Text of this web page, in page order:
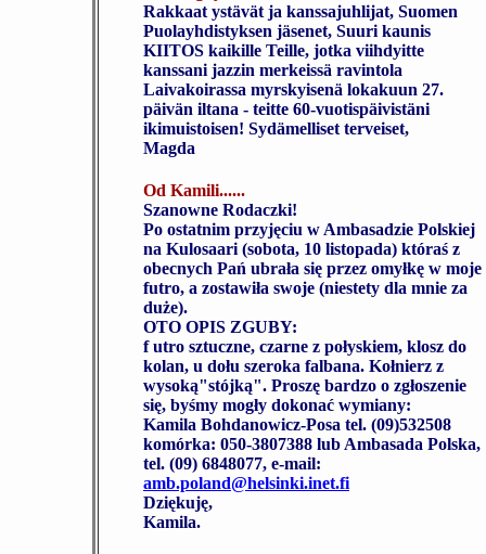
Rakkaat ystävät ja kanssajuhlijat, Suomen
Puolayhdistyksen jäsenet, Suuri kaunis
KIITOS kaikille Teille, jotka viihdyitte
kanssani jazzin merkeissä ravintola
Laivakoirassa myrskyisenä lokakuun 27.
päivän iltana - teitte 60-vuotispäivistäni
ikimuistoisen! Sydämelliset terveiset,
Magda
Od Kamili......
Szanowne Rodaczki!
Po ostatnim przyjęciu w Ambasadzie Polskiej
na Kulosaari (sobota, 10 listopada) któraś z
obecnych Pań ubrała się przez omyłkę w moje
futro, a zostawiła swoje (niestety dla mnie za
duże).
OTO OPIS ZGUBY:
f utro sztuczne, czarne z połyskiem, klosz do
kolan, u dołu szeroka falbana. Kołnierz z
wysoką"stójką". Proszę bardzo o zgłoszenie
się, byśmy mogły dokonać wymiany:
Kamila Bohdanowicz-Posa tel. (09)532508
komórka: 050-3807388 lub Ambasada Polska,
tel. (09) 6848077, e-mail:
amb.poland@helsinki.inet.fi
Dziękuję,
Kamila.